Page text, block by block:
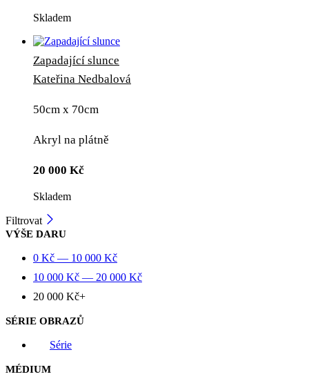
Skladem
Zapadající slunce
Kateřina Nedbalová
50cm x 70cm
Akryl na plátně
20 000 Kč
Skladem
Filtrovat
VÝŠE DARU
0 Kč — 10 000 Kč
10 000 Kč — 20 000 Kč
20 000 Kč+
SÉRIE OBRAZŮ
Série
MÉDIUM